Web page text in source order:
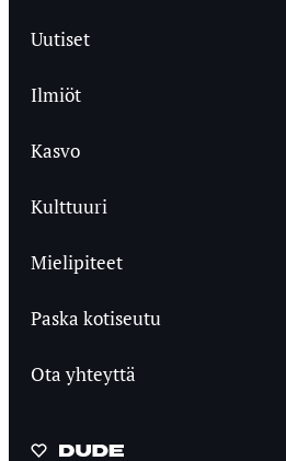
Uutiset
Ilmiöt
Kasvo
Kulttuuri
Mielipiteet
Paska kotiseutu
Ota yhteyttä